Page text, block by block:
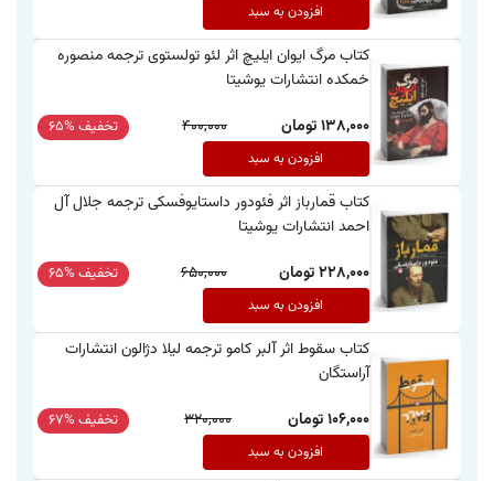
افزودن به سبد
کتاب مرگ ایوان ایلیچ اثر لئو تولستوی ترجمه منصوره
خمکده انتشارات یوشیتا
138,000 تومان
400,000 تخفیف %65
افزودن به سبد
کتاب قمارباز اثر فئودور داستایوفسکی ترجمه جلال آل
احمد انتشارات یوشیتا
228,000 تومان
650,000 تخفیف %65
افزودن به سبد
کتاب سقوط اثر آلبر کامو ترجمه لیلا دژالون انتشارات
آراستگان
106,000 تومان
320,000 تخفیف %67
افزودن به سبد